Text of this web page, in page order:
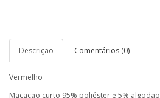
Descrição Comentários (0)
Vermelho
Macacão curto 95% poliéster e 5% algodão